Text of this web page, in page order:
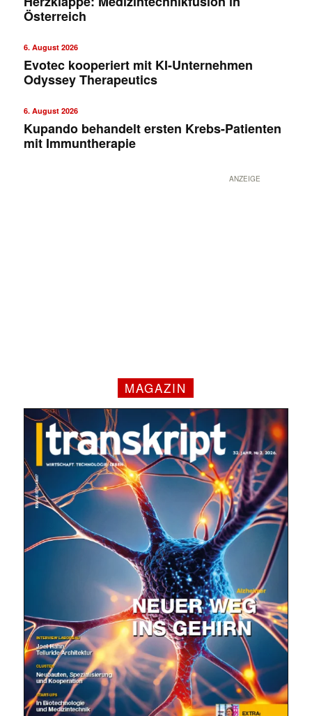
Österreich
6. August 2026
Evotec kooperiert mit KI-Unternehmen
Odyssey Therapeutics
6. August 2026
Kupando behandelt ersten Krebs-Patienten
mit Immuntherapie
ANZEIGE
MAGAZIN